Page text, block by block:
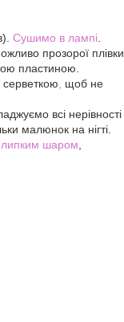
Сушимо в лампі
прозорої плівки
пластиною.
щоб не
всі нерівності
малюнок на нігті.
липким шаром